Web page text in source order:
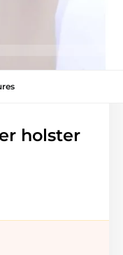
holster